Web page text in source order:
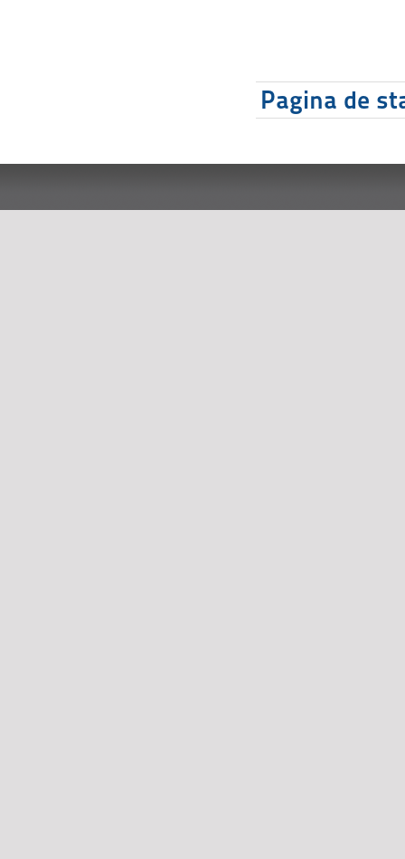
Pagina de